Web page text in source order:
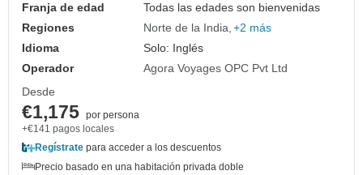
Franja de edad
Todas las edades son bienvenidas
Regiones
Norte de la India +2 más
Idioma
Solo: Inglés
Operador
Agora Voyages OPC Pvt Ltd
Desde
€1,175 por persona
+€141 pagos locales
Regístrate para acceder a los descuentos
Precio basado en una habitación privada doble